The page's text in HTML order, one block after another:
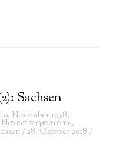
Sachsen
9. November 1938,
Novemberpogrome,
/28. Oktober 2018 /